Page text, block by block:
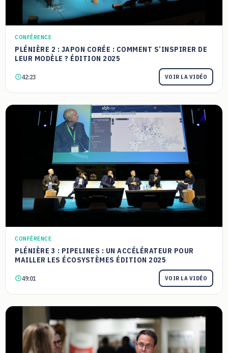
CONFÉRENCE
PLÉNIÈRE 2 : JAPON CORÉE : COMMENT S’INSPIRER DE
LEUR MODÈLE ? ÉDITION 2025
42:23 VOIR LA VIDÉO
CONFÉRENCE
PLÉNIÈRE 3 : PIPELINES : UN ACCÉLÉRATEUR POUR
MAILLER LES ÉCOSYSTÈMES ÉDITION 2025
49:01 VOIR LA VIDÉO